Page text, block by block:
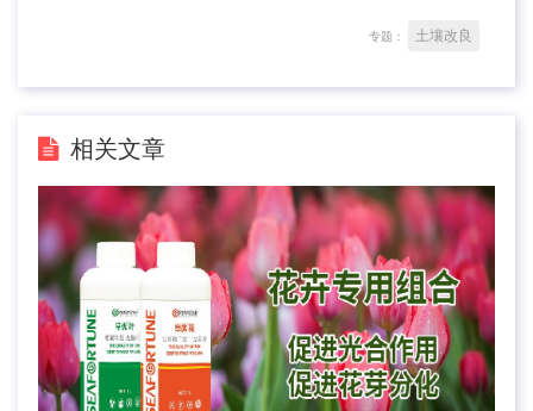
专题： 土壤改良
相关文章